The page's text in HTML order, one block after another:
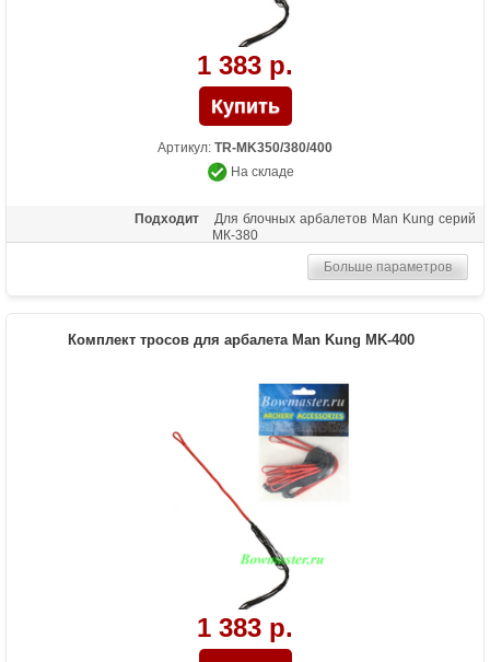
1 383 р.
Артикул: TR-MK350/380/400
На складе
Подходит
Для блочных арбалетов Man Kung серий
МК-380
Больше параметров
Комплект тросов для арбалета Man Kung MK-400
1 383 р.